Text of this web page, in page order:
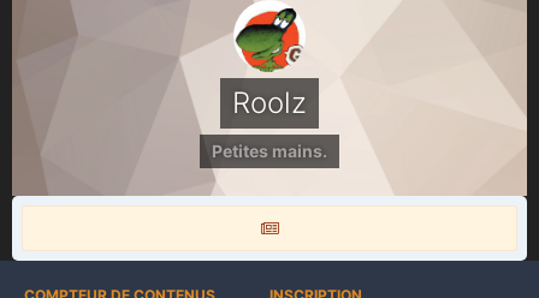
Roolz
Petites mains.